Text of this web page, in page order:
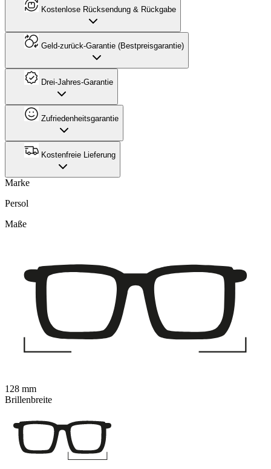
Kostenlose Rücksendung & Rückgabe
Geld-zurück-Garantie (Bestpreisgarantie)
Drei-Jahres-Garantie
Zufriedenheitsgarantie
Kostenfreie Lieferung
Marke
Persol
Maße
128 mm
Brillenbreite